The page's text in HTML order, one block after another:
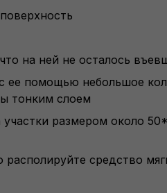
на ней не осталось
ее помощью небольшое
тонким слоем
размером около
средство